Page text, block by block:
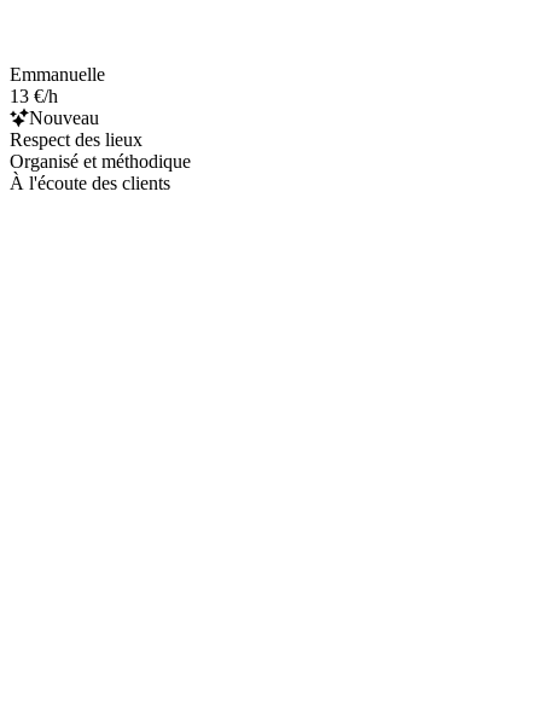
Emmanuelle
13 €/h
Nouveau
Respect des lieux
Organisé et méthodique
À l'écoute des clients